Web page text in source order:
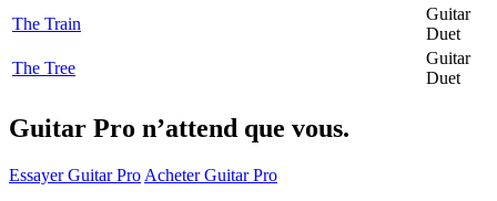
The Train
Guitar
Duet
The Tree
Guitar
Duet
Guitar Pro n’attend que vous.
Essayer Guitar Pro Acheter Guitar Pro